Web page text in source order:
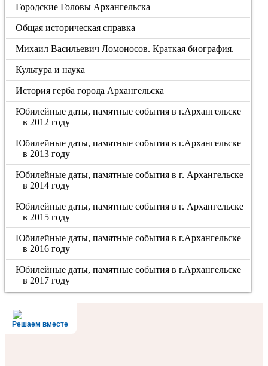
Городские Головы Архангельска
Общая историческая справка
Михаил Васильевич Ломоносов. Краткая биография.
Культура и наука
История герба города Архангельска
Юбилейные даты, памятные события в г.Архангельске
в 2012 году
Юбилейные даты, памятные события в г.Архангельске
в 2013 году
Юбилейные даты, памятные события в г. Архангельске
в 2014 году
Юбилейные даты, памятные события в г. Архангельске
в 2015 году
Юбилейные даты, памятные события в г.Архангельске
в 2016 году
Юбилейные даты, памятные события в г.Архангельске
в 2017 году
Решаем вместе